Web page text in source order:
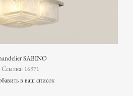
SABINO
Ссылка: 16971
в ваш список